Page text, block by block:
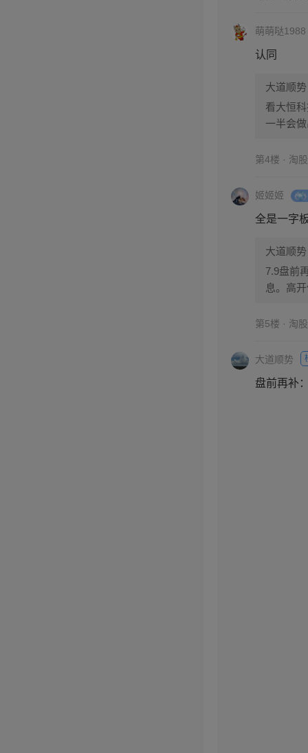
萌萌哒1988
认同
大道顺势
看大恒
一半会
第4楼 · 淘
姬姬姬
全是一字
大道顺势
7.9盘前
息。高
第5楼 · 淘
大道顺势
盘前再补